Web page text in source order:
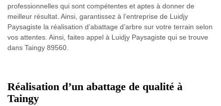
professionnelles qui sont compétentes et aptes à donner de
meilleur résultat. Ainsi, garantissez à l’entreprise de Luidjy
Paysagiste la réalisation d’abattage d’arbre sur votre terrain selon
vos attentes. Ainsi, faites appel à Luidjy Paysagiste qui se trouve
dans Taingy 89560.
Réalisation d’un abattage de qualité à
Taingy